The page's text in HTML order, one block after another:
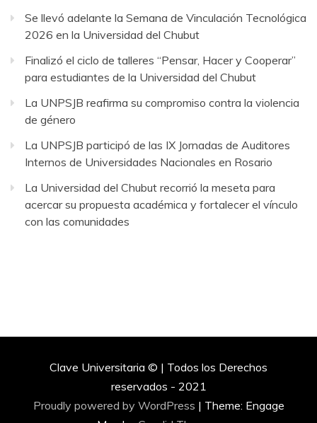
Se llevó adelante la Semana de Vinculación Tecnológica
2026 en la Universidad del Chubut
Finalizó el ciclo de talleres “Pensar, Hacer y Cooperar”
para estudiantes de la Universidad del Chubut
La UNPSJB reafirma su compromiso contra la violencia
de género
La UNPSJB participó de las IX Jornadas de Auditores
Internos de Universidades Nacionales en Rosario
La Universidad del Chubut recorrió la meseta para
acercar su propuesta académica y fortalecer el vínculo
con las comunidades
Clave Universitaria © | Todos los Derechos
reservados - 2021
Proudly powered by WordPress | Theme: Engage